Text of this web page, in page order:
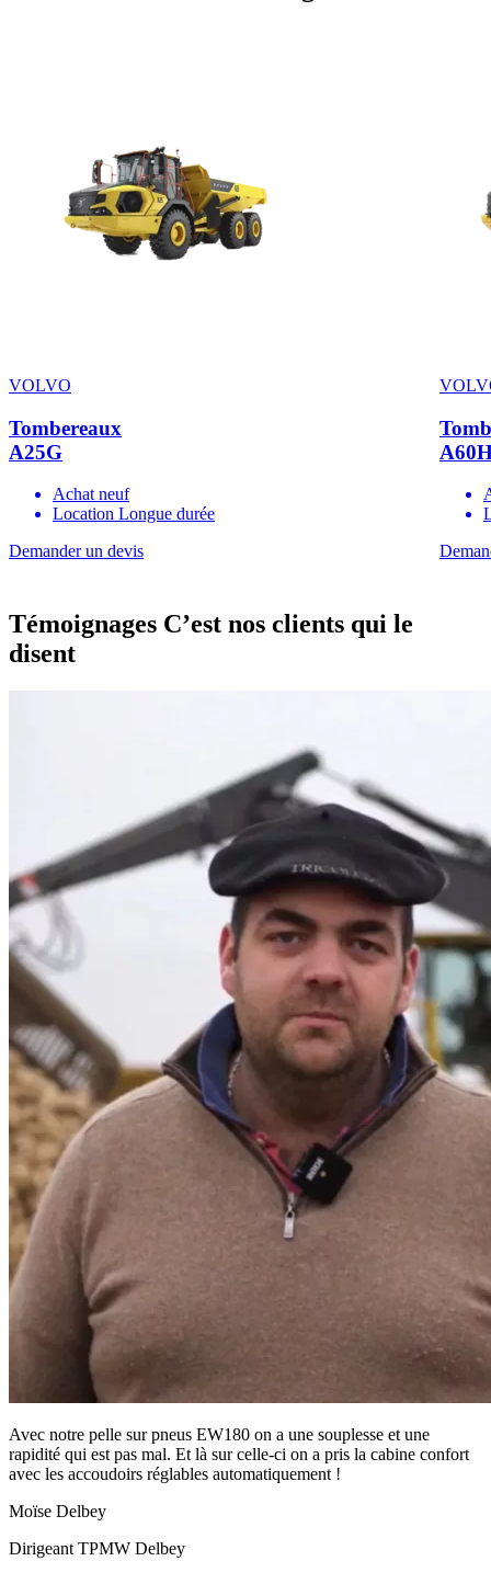
VOLVO
Tombereaux
A25G
Achat neuf
Location Longue durée
Demander un devis
Témoignages C’est nos clients qui le
disent
Avec notre pelle sur pneus EW180 on a une souplesse et une
rapidité qui est pas mal. Et là sur celle-ci on a pris la cabine confort
avec les accoudoirs réglables automatiquement !
Moïse Delbey
Dirigeant TPMW Delbey